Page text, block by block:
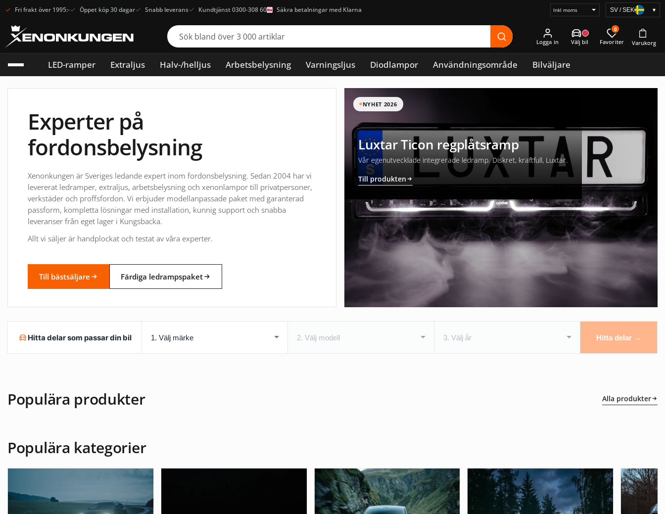
Fri frakt över 1995:- Öppet köp 30 dagar Snabb leverans Kundtjänst 0300-308 60 Säkra betalningar med Klarna
Välj
SV / SEK ▾
Logga in
0
LED-ramper Extraljus Halv-/helljus Arbetsbelysning Varningsljus Diodlampor Användningsområde Bilväljare
Experter på
fordonsbelysning
Xenonkungen är Sveriges ledande expert inom fordonsbelysning. Sedan 2004 har vi
levererat ledramper, extraljus, arbetsbelysning och xenonlampor till privatpersoner,
verkstäder och proffsfordon. Vi erbjuder modellanpassade paket med garanterad
passform, kompletta lösningar med installation, kunnig support och snabba
leveranser från eget lager i Kungsbacka.
Allt vi säljer är handplockat och testat av våra experter.
Till bästsäljare Färdiga ledrampspaket
NYHET 2026
Luxtar Ticon regplåtsramp
Vår egenutvecklade integrerade ledramp. Diskret, kraftfull, Luxtar.
Till produkten
Hitta delar som passar din bil Hitta delar →
Populära produkter Alla produkter
Populära kategorier